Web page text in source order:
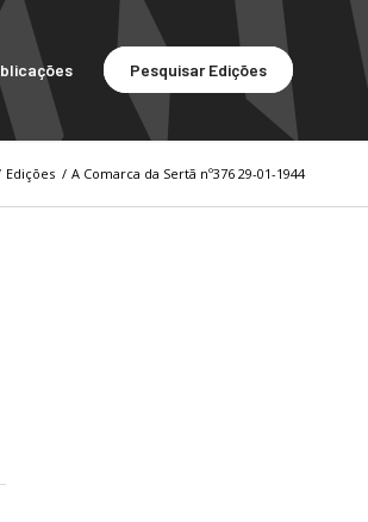
Pesquisar Edições
Edições / A Comarca da Sertã nº376 29-01-1944